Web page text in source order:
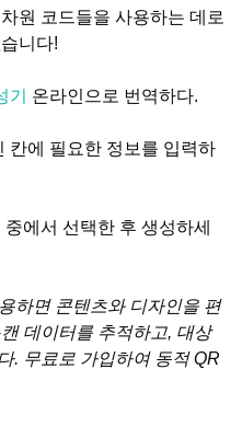
원 코드들을 사용하는 데로
니다!
기 온라인으로 번역하다.
칸에 필요한 정보를 입력하
에서 선택한 후 생성하세
하면 콘텐츠와 디자인을 편
데이터를 추적하고, 대상
. 무료로 가입하여 동적 QR